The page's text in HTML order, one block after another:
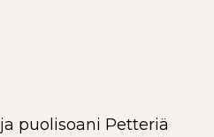
puolisoani Petteriä